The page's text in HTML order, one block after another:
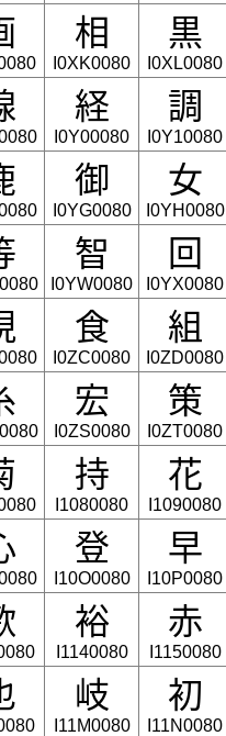
相
I0XK0080
黒
I0XL0080
経
I0Y00080
調
I0Y10080
御
I0YG0080
女
I0YH0080
智
I0YW0080
回
I0YX0080
食
I0ZC0080
組
I0ZD0080
宏
I0ZS0080
策
I0ZT0080
持
I1080080
花
I1090080
登
I10O0080
早
I10P0080
裕
I1140080
赤
I1150080
岐
I11M0080
初
I11N0080